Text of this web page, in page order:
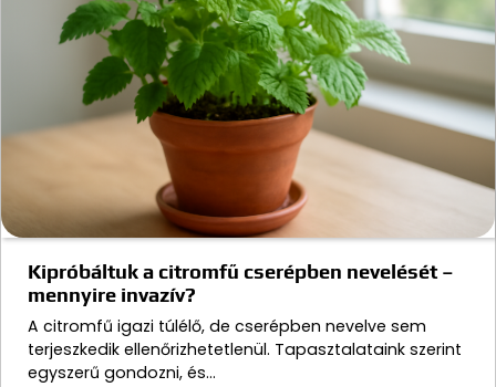
Kipróbáltuk a citromfű cserépben nevelését –
mennyire invazív?
A citromfű igazi túlélő, de cserépben nevelve sem
terjeszkedik ellenőrizhetetlenül. Tapasztalataink szerint
egyszerű gondozni, és…